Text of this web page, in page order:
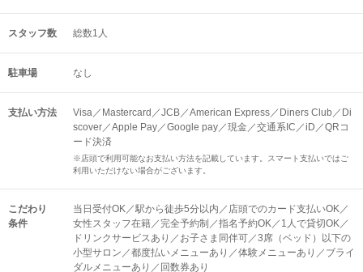
スタッフ数 総数1人
駐車場 なし
支払い方法
Visa／Mastercard／JCB／American Express／Diners Club／Di
scover／Apple Pay／Google pay／現金／交通系IC／iD／QRコ
ード決済
※店頭で利用可能なお支払い方法を記載しています。スマート支払いではご
利用いただけない場合がございます。
こだわり
条件
当日受付OK／駅から徒歩5分以内／店頭でのカード支払いOK／
女性スタッフ在籍／完全予約制／指名予約OK／1人で貸切OK／
ドリンクサービスあり／お子さま同伴可／3席（ベッド）以下の
小型サロン／都度払いメニューあり／体験メニューあり／ブライ
ダルメニューあり／回数券あり